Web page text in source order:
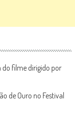
do filme dirigido por
de Ouro no Festival